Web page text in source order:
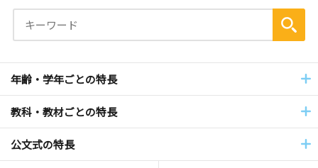
年齢・学年ごとの特長
教科・教材ごとの特長
公文式の特長